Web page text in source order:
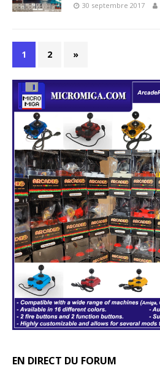
30 septembre 2017
1 2 »
EN DIRECT DU FORUM